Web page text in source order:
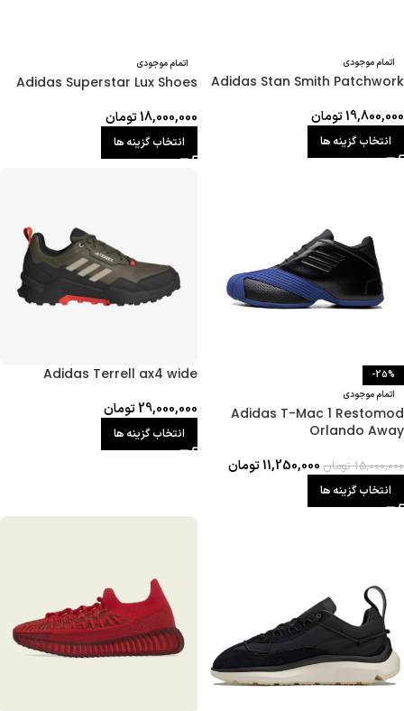
اتمام موجودی
Adidas Stan Smith Patchwork
19,800,000تومان
انتخاب گزینه ها
اتمام موجودی
Adidas Superstar Lux Shoes
18,000,000تومان
انتخاب گزینه ها
-25%
اتمام موجودی
Adidas T-Mac 1 Restomod
Orlando Away
15,000,000 تومان 11,250,000تومان
انتخاب گزینه ها
Adidas Terrell ax4 wide
29,000,000تومان
انتخاب گزینه ها